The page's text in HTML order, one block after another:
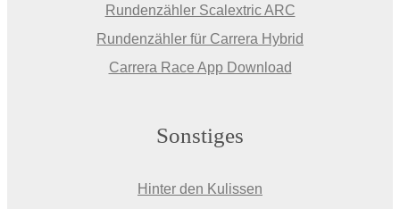
Rundenzähler Scalextric ARC
Rundenzähler für Carrera Hybrid
Carrera Race App Download
Sonstiges
Hinter den Kulissen